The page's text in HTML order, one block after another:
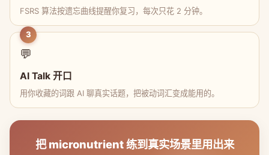
FSRS 算法按遗忘曲线提醒你复习，每次只花 2 分钟。
3
💬
AI Talk 开口
用你收藏的词跟 AI 聊真实话题，把被动词汇变成能用的。
把 micronutrient 练到真实场景里用出来